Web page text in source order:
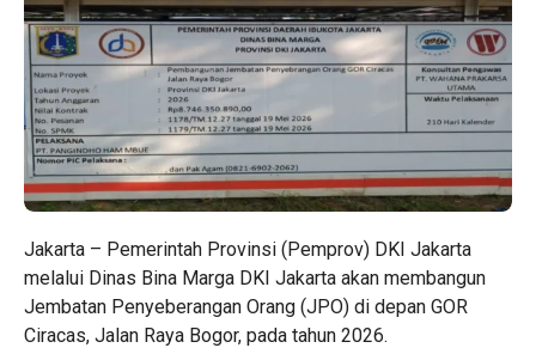
Jakarta – Pemerintah Provinsi (Pemprov) DKI Jakarta
melalui Dinas Bina Marga DKI Jakarta akan membangun
Jembatan Penyeberangan Orang (JPO) di depan GOR
Ciracas, Jalan Raya Bogor, pada tahun 2026.